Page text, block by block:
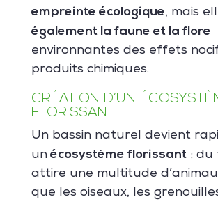
empreinte écologique, mais
également la faune et la flore
environnantes des effets
produits chimiques.
CRÉATION D’UN
FLORISSANT
Un bassin naturel devient
unécosystème florissant; du
attire une multitude
que les oiseaux, les